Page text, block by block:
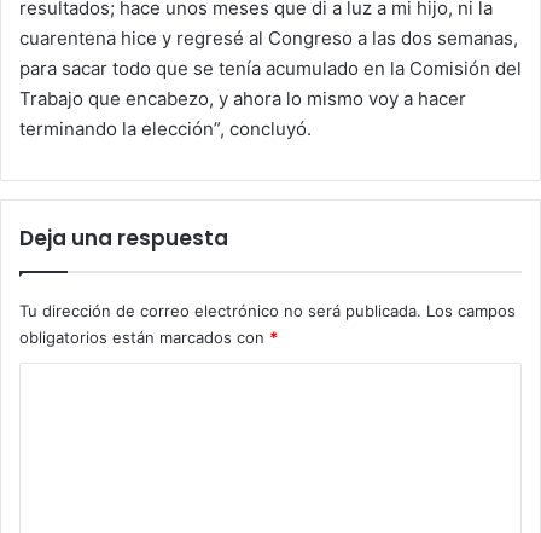
resultados; hace unos meses que di a luz a mi hijo, ni la
cuarentena hice y regresé al Congreso a las dos semanas,
para sacar todo que se tenía acumulado en la Comisión del
Trabajo que encabezo, y ahora lo mismo voy a hacer
terminando la elección”, concluyó.
Deja una respuesta
Tu dirección de correo electrónico no será publicada. Los campos
obligatorios están marcados con *